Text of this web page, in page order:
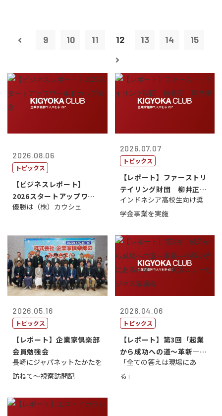
9 10 11 12 13 14 15
2026.08.06
トピックス
【ビジネスレポート】
2026スタートアップワー
ルドカップ東京
優勝は（株）カウシェ
2026.07.07
トピックス
【レポート】ファーストリ
テイリング財団 柳井正
理事長
インドネシア高校生向け奨
学金事業を実施
2026.05.16
トピックス
【レポート】企業家倶楽部
会員勉強会
長崎にジャパネットたかたを
訪ねて～視察訪問記
2026.04.06
トピックス
【レポート】第3回「起業
から成功への道～革新―挑
戦の先にある...
「全ての答えは現場にあ
る」